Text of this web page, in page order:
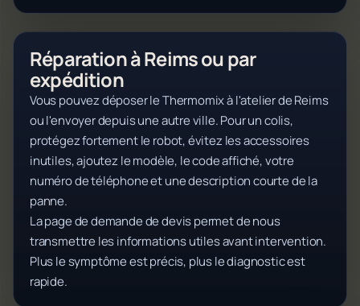
Réparation à Reims ou par
expédition
Vous pouvez déposer le Thermomix à l'atelier de Reims
ou l'envoyer depuis une autre ville. Pour un colis,
protégez fortement le robot, évitez les accessoires
inutiles, ajoutez le modèle, le code affiché, votre
numéro de téléphone et une description courte de la
panne.
La page de demande de devis permet de nous
transmettre les informations utiles avant intervention.
Plus le symptôme est précis, plus le diagnostic est
rapide.